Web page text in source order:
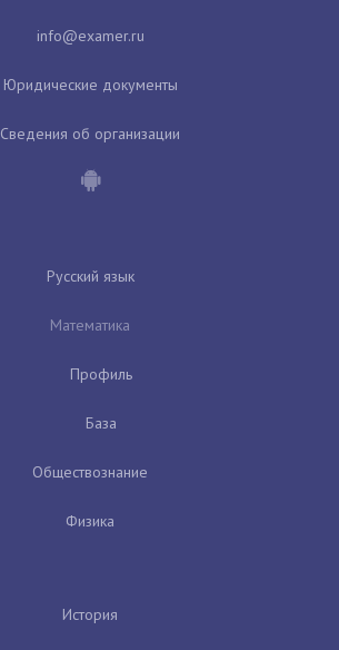
Юридические документы
Сведения об организации
Русский язык
Математика
Профиль
База
Обществознание
Физика
История